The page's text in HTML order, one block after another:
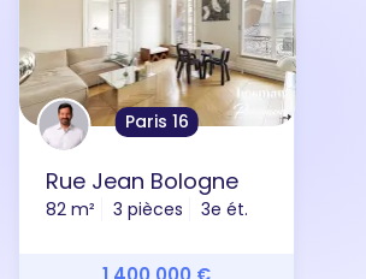
Paris 16
Rue Jean Bologne
82 m² 3 pièces 3e ét.